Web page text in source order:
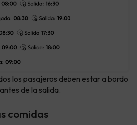
los pasajeros deben estar a bordo
de la salida.
comidas